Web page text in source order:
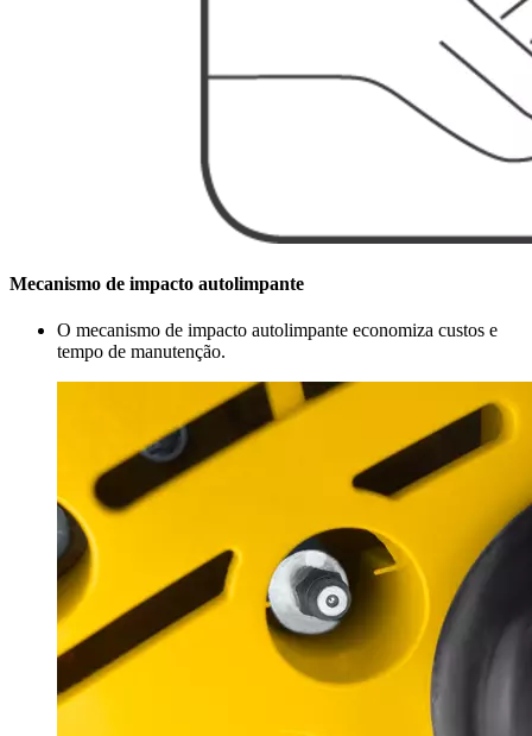
Mecanismo de impacto autolimpante
O mecanismo de impacto autolimpante economiza custos e
tempo de manutenção.